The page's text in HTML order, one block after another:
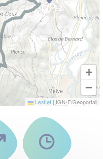
+
−
Leaflet | IGN-F/Geoportail